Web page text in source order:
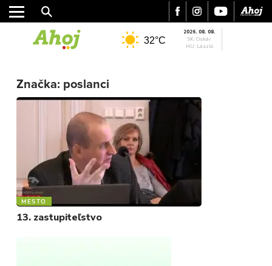
REGIÓN
ŠPORT
KULTÚRA
FOTKY
VIDEO
MIX
32°C
2026. 08. 08.
SK: Oskár
HU: László
Značka: poslanci
MESTO
13. zastupiteľstvo